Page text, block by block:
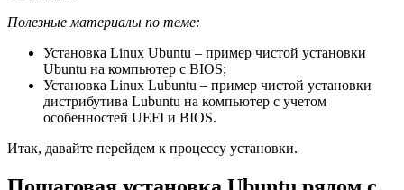
Полезные материалы по теме:
Установка Linux Ubuntu – пример чистой установки
Ubuntu на компьютер с BIOS;
Установка Linux Lubuntu – пример чистой установки
дистрибутива Lubuntu на компьютер с учетом
особенностей UEFI и BIOS.
Итак, давайте перейдем к процессу установки.